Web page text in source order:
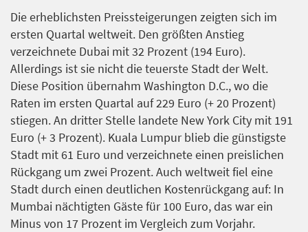
Die erheblichsten Preissteigerungen zeigten sich im
ersten Quartal weltweit. Den größten Anstieg
verzeichnete Dubai mit 32 Prozent (194 Euro).
Allerdings ist sie nicht die teuerste Stadt der Welt.
Diese Position übernahm Washington D.C., wo die
Raten im ersten Quartal auf 229 Euro (+ 20 Prozent)
stiegen. An dritter Stelle landete New York City mit 191
Euro (+ 3 Prozent). Kuala Lumpur blieb die günstigste
Stadt mit 61 Euro und verzeichnete einen preislichen
Rückgang um zwei Prozent. Auch weltweit fiel eine
Stadt durch einen deutlichen Kostenrückgang auf: In
Mumbai nächtigten Gäste für 100 Euro, das war ein
Minus von 17 Prozent im Vergleich zum Vorjahr.